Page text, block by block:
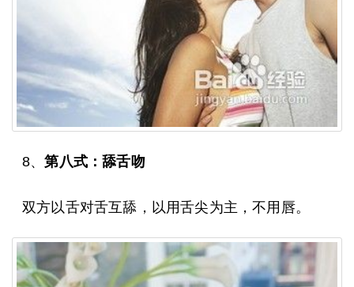
8、第八式：舔舌吻
双方以舌对舌互舔，以用舌尖为主，不用唇。